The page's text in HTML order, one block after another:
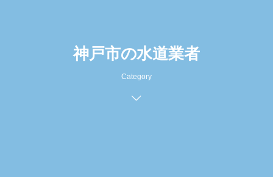
神戸市の水道業者
Category